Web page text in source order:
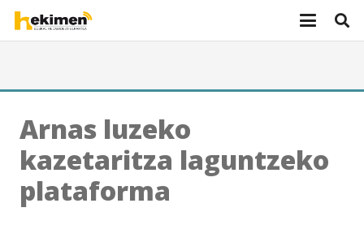
Arnas luzeko
kazetaritza laguntzeko
plataforma